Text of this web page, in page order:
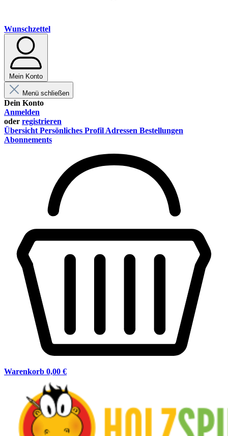
Wunschzettel
Mein Konto
Menü schließen
Dein Konto
Anmelden
oder registrieren
Übersicht Persönliches Profil Adressen Bestellungen
Abonnements
Warenkorb 0,00 €